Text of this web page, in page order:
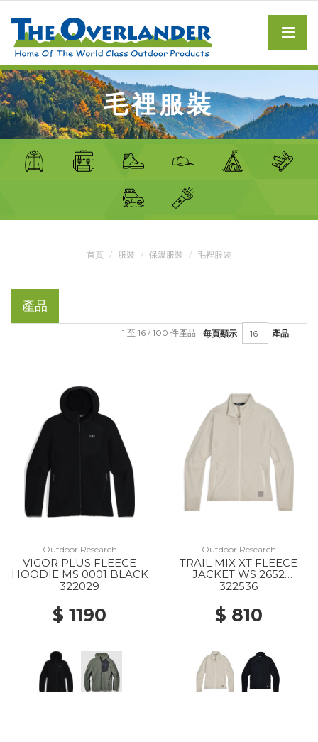
毛裡服裝
首頁 服裝 保溫服裝 毛裡服裝
產品
每頁顯示 產品
1 至 16 / 100 件產品
Outdoor Research
VIGOR PLUS FLEECE
HOODIE MS 0001 BLACK
322029
$ 1190
Outdoor Research
TRAIL MIX XT FLEECE
JACKET WS 2652
OYSTER
322536
$ 810